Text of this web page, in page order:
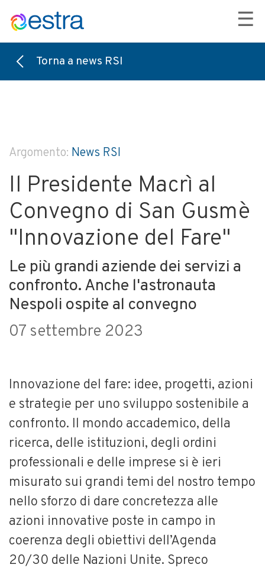
☰
Torna a news RSI
Argomento: News RSI
Il Presidente Macrì al
Convegno di San Gusmè
"Innovazione del Fare"
Le più grandi aziende dei servizi a
confronto. Anche l'astronauta
Nespoli ospite al convegno
07 settembre 2023
Innovazione del fare: idee, progetti, azioni
e strategie per uno sviluppo sostenibile a
confronto. Il mondo accademico, della
ricerca, delle istituzioni, degli ordini
professionali e delle imprese si è ieri
misurato sui grandi temi del nostro tempo
nello sforzo di dare concretezza alle
azioni innovative poste in campo in
coerenza degli obiettivi dell’Agenda
20/30 delle Nazioni Unite. Spreco